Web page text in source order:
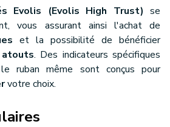
Evolis (Evolis High Trust) se
vous assurant ainsi l'achat de
et la possibilité de bénéficier
atouts. Des indicateurs spécifiques
ruban même sont conçus pour
votre choix.